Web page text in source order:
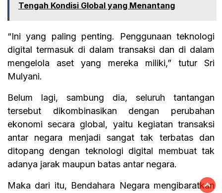
Tengah Kondisi Global yang Menantang
“Ini yang paling penting. Penggunaan teknologi
digital termasuk di dalam transaksi dan di dalam
mengelola aset yang mereka miliki,” tutur Sri
Mulyani.
Belum lagi, sambung dia, seluruh tantangan
tersebut dikombinasikan dengan perubahan
ekonomi secara global, yaitu kegiatan transaksi
antar negara menjadi sangat tak terbatas dan
ditopang dengan teknologi digital membuat tak
adanya jarak maupun batas antar negara.
Maka dari itu, Bendahara Negara mengibaratkan